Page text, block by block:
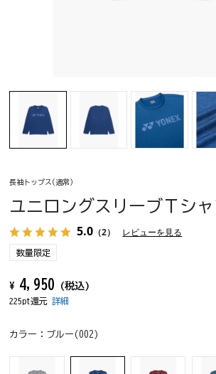
長袖トップス(通常)
ユニロングスリーブＴシ
5.0 （2） レビューを見る
数量限定
¥ 4,950 (税込)
225pt還元詳細
カラー： ブルー(002)